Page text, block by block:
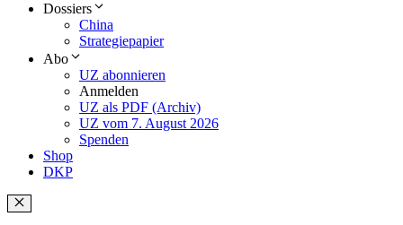
Dossiers
China
Strategiepapier
Abo
UZ abonnieren
Anmelden
UZ als PDF (Archiv)
UZ vom 7. August 2026
Spenden
Shop
DKP
Schließen